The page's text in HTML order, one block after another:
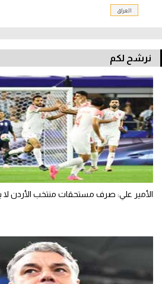
العراق
نرشح لكم
الأمير علي: صرف مستحقات منتخب الأردن لا